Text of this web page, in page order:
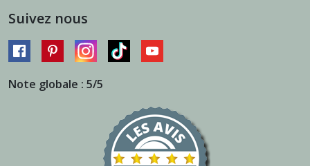
Suivez nous
Note globale : 5/5